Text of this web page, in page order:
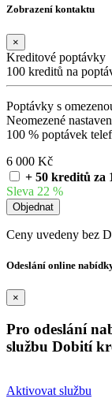
Zobrazení kontaktu
×
Kreditové poptávky
100 kreditů na
Poptávky s
Neomezené
100 % poptávek
6 000 Kč
+ 50 kreditů za
Sleva 22 %
Ceny uvedeny bez
Odeslání online
×
Pro odeslání
službu Dobití
Aktivovat službu